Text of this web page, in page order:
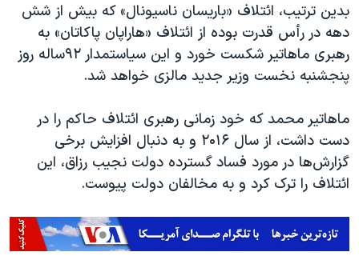
اسرائیل در جنگ
نرگس محمدی برنده جایزه نوبل صلح
همایش محافظه‌کاران آمریکا «سی‌پک»
صفحه‌های ویژه
سفر پرزیدنت ترامپ به چین
بدین ترتیب، ائتلاف «باریسان ناسیونال» که بیش از شش
دهه در رأس قدرت بوده از ائتلاف «هاراپان پاکاتان» به
رهبری ماهاتیر شکست خورد و این سیاستمدار ۹۲ساله روز
پنجشنبه نخست وزیر جدید مالزی خواهد شد.
ماهاتیر محمد که خود زمانی رهبری ائتلاف حاکم را در
دست داشت، از سال ۲۰۱۶ و به دنبال افزایش برخی
گزارش‌ها در مورد فساد گسترده دولت نجیب رزاق، این
ائتلاف را ترک کرد و به مخالفان دولت پیوست.